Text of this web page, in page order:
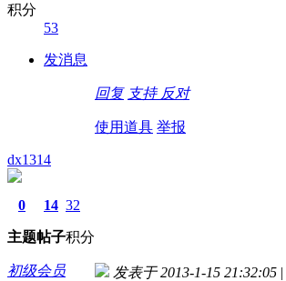
积分
53
发消息
回复 支持 反对
使用道具 举报
dx1314
0
主题
14
帖子
32
积分
初级会员 发表于 2013-1-15 21:32:05 |